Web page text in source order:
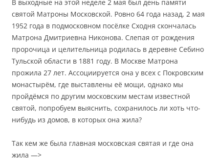
В выходные на этой неделе 2 мая был день памяти
святой Матроны Московской. Ровно 64 года назад, 2 мая
1952 года в подмосковном посёлке Сходня скончалась
Матрона Дмитриевна Никонова. Слепая от рождения
пророчица и целительница родилась в деревне Себино
Тульской области в 1881 году. В Москве Матрона
прожила 27 лет. Ассоциируется она у всех с Покровским
монастырём, где выставлены её мощи, однако мы
пройдёмся по другим московским местам известной
святой, попробуем выяснить, сохранилось ли хоть что-
нибудь из домов, в которых она жила?
Так кем же была главная московская святая и где она
жила —>